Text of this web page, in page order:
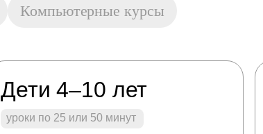
Компьютерные курсы
Дети 4–10 лет
уроки по 25 или 50 минут